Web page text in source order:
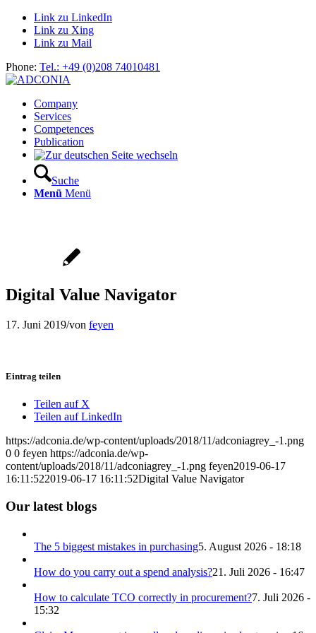
Link zu LinkedIn
Link zu Xing
Link zu Mail
Phone: Tel.: +49 (0)208 74010481
Company
Services
Competences
Publication
Suche
Menü Menü
Digital Value Navigator
17. Juni 2019/von feyen
Eintrag teilen
Teilen auf X
Teilen auf LinkedIn
https://adconia.de/wp-content/uploads/2018/11/adconiagrey_-1.png
0 0 feyen https://adconia.de/wp-
content/uploads/2018/11/adconiagrey_-1.png feyen2019-06-17
16:11:522019-06-17 16:11:52Digital Value Navigator
Our latest blogs
The 5 biggest mistakes in purchasing5. August 2026 - 18:18
How do you carry out a spend analysis?21. Juli 2026 - 16:47
How to calculate TCO correctly in procurement?7. Juli 2026 -
15:32